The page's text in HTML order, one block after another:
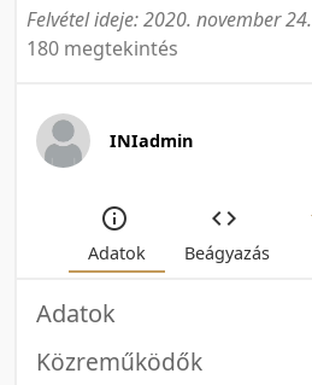
Felvétel ideje: 2020. november 24.
180 megtekintés
INIadmin
Adatok Beágyazás
Adatok
Közreműködők